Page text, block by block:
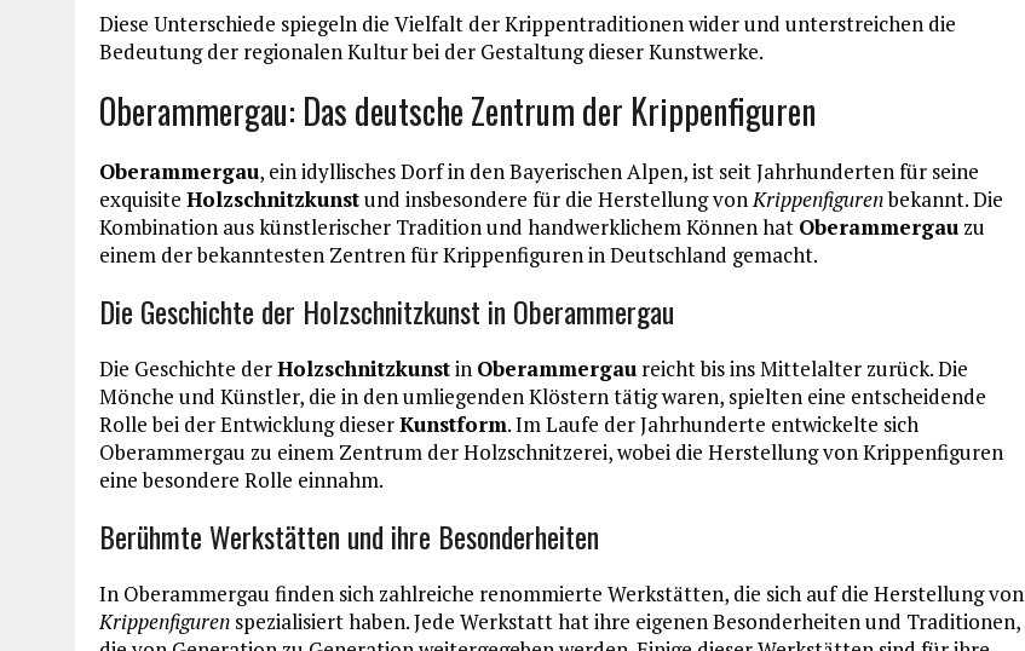
Diese Unterschiede spiegeln die Vielfalt der Krippentraditionen wider und unterstreichen die
Bedeutung der regionalen Kultur bei der Gestaltung dieser Kunstwerke.
Oberammergau: Das deutsche Zentrum der Krippenfiguren
Oberammergau, ein idyllisches Dorf in den Bayerischen Alpen, ist seit Jahrhunderten für seine
exquisite Holzschnitzkunstund insbesondere für die Herstellung vonKrippenfigurenbekannt. Die
Kombination aus künstlerischer Tradition und handwerklichem Können hat Oberammergau zu
einem der bekanntesten Zentren für Krippenfiguren in Deutschland gemacht.
Die Geschichte der Holzschnitzkunst in Oberammergau
Die Geschichte derHolzschnitzkunstin Oberammergau reicht bis ins Mittelalter zurück. Die
Mönche und Künstler, die in den umliegenden Klöstern tätig waren, spielten eine entscheidende
Rolle bei der Entwicklung dieserKunstform. Im Laufe der Jahrhunderte entwickelte sich
Oberammergau zu einem Zentrum der Holzschnitzerei, wobei die Herstellung von Krippenfiguren
eine besondere Rolle einnahm.
Berühmte Werkstätten und ihre Besonderheiten
In Oberammergau finden sich zahlreiche renommierte Werkstätten, die sich auf die Herstellung von
Krippenfiguren spezialisiert haben. Jede Werkstatt hat ihre eigenen Besonderheiten und Traditionen,